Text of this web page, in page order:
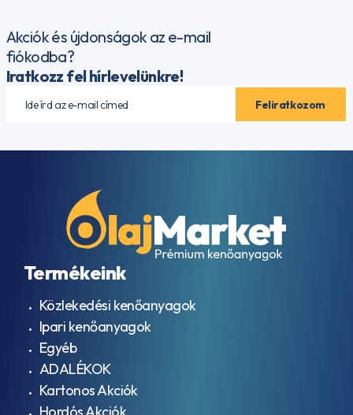
Akciók és újdonságok az e-mail
fiókodba?
Iratkozz fel hírlevelünkre!
Termékeink
Közlekedési kenőanyagok
Ipari kenőanyagok
Egyéb
ADALÉKOK
Kartonos Akciók
Hordós Akciók